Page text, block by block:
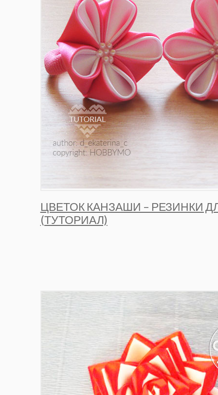
ЦВЕТОК КАНЗАШИ – РЕЗИНКИ
(ТУТОРИАЛ)